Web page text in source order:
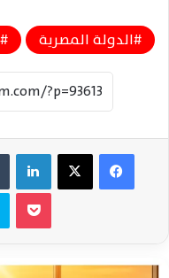
الدولة المصرية
فيسبوك ‫X لينكدإن